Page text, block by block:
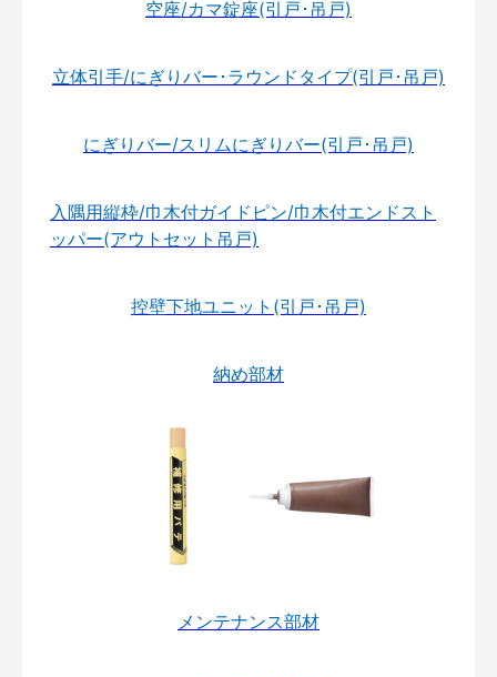
空座/カマ錠座(引戸･吊戸)
立体引手/にぎりバー･ラウンドタイプ(引戸･吊戸)
にぎりバー/スリムにぎりバー(引戸･吊戸)
入隅用縦枠/巾木付ガイドピン/巾木付エンドスト
ッパー(アウトセット吊戸)
控壁下地ユニット(引戸･吊戸)
納め部材
メンテナンス部材